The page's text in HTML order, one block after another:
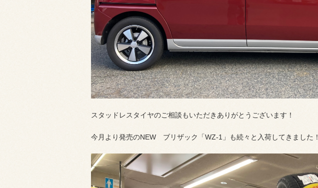
スタッドレスタイヤのご相談もいただきありがとうございます！
今月より発売のNEW ブリザック「WZ-1」も続々と入荷してきました！